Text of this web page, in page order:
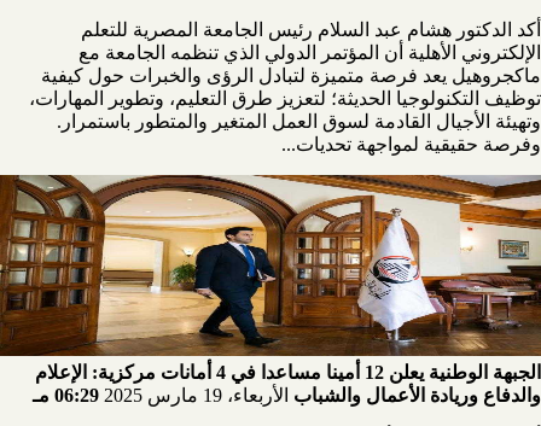
أكد الدكتور هشام عبد السلام رئيس الجامعة المصرية للتعلم
الإلكتروني الأهلية أن المؤتمر الدولي الذي تنظمه الجامعة مع
ماكجروهيل يعد فرصة متميزة لتبادل الرؤى والخبرات حول كيفية
توظيف التكنولوجيا الحديثة؛ لتعزيز طرق التعليم، وتطوير المهارات،
وتهيئة الأجيال القادمة لسوق العمل المتغير والمتطور باستمرار.
وفرصة حقيقية لمواجهة تحديات...
الجبهة الوطنية يعلن 12 أمينا مساعدا في 4 أمانات مركزية: الإعلام
والدفاع وريادة الأعمال والشباب الأربعاء، 19 مارس 2025 06:29 مـ